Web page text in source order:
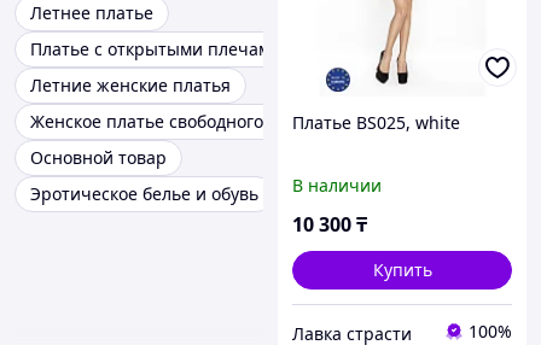
Летнее платье
Платье с открытыми плечами
Летние женские платья
Женское платье свободного кроя
Основной товар
Эротическое белье и обувь
Платье BS025, white
В наличии
10 300₸
Купить
Лавка страсти 100%